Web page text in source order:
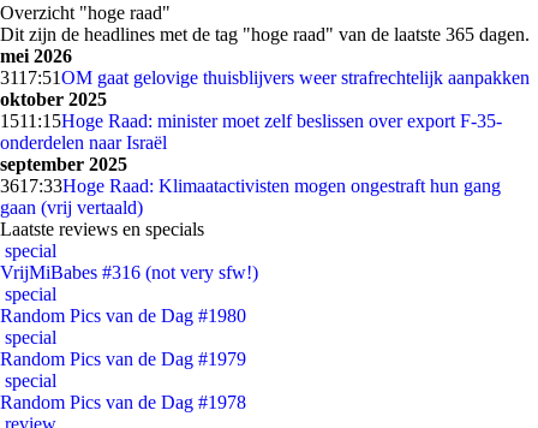
Overzicht "hoge raad"
Dit zijn de headlines met de tag "hoge raad" van de laatste 365 dagen.
mei 2026
3117:51OM gaat gelovige thuisblijvers weer strafrechtelijk aanpakken
oktober 2025
1511:15Hoge Raad: minister moet zelf beslissen over export F-35-
onderdelen naar Israël
september 2025
3617:33Hoge Raad: Klimaatactivisten mogen ongestraft hun gang
gaan (vrij vertaald)
Laatste reviews en specials
special
VrijMiBabes #316 (not very sfw!)
special
Random Pics van de Dag #1980
special
Random Pics van de Dag #1979
special
Random Pics van de Dag #1978
review